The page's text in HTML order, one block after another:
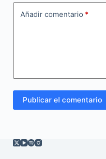
Añadir comentario *
Publicar el comentario